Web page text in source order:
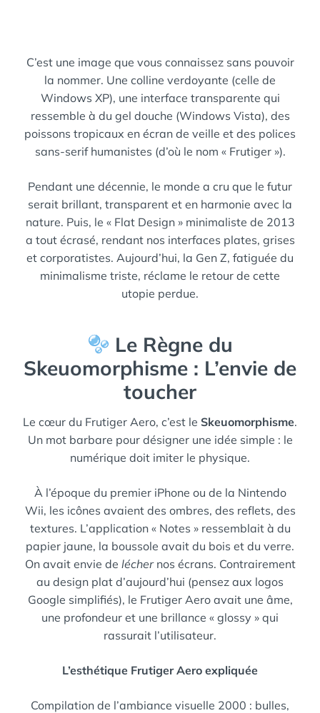
C’est une image que vous connaissez sans pouvoir
la nommer. Une colline verdoyante (celle de
Windows XP), une interface transparente qui
ressemble à du gel douche (Windows Vista), des
poissons tropicaux en écran de veille et des polices
sans-serif humanistes (d’où le nom « Frutiger »).
Pendant une décennie, le monde a cru que le futur
serait brillant, transparent et en harmonie avec la
nature. Puis, le « Flat Design » minimaliste de 2013
a tout écrasé, rendant nos interfaces plates, grises
et corporatistes. Aujourd’hui, la Gen Z, fatiguée du
minimalisme triste, réclame le retour de cette
utopie perdue.
Le Règne du
Skeuomorphisme : L’envie de
toucher
Le cœur du Frutiger Aero, c’est le Skeuomorphisme.
Un mot barbare pour désigner une idée simple : le
numérique doit imiter le physique.
À l’époque du premier iPhone ou de la Nintendo
Wii, les icônes avaient des ombres, des reflets, des
textures. L’application « Notes » ressemblait à du
papier jaune, la boussole avait du bois et du verre.
On avait envie de léchernos écrans. Contrairement
au design plat d’aujourd’hui (pensez aux logos
Google simplifiés), le Frutiger Aero avait une âme,
une profondeur et une brillance « glossy » qui
rassurait l’utilisateur.
L’esthétique Frutiger Aero expliquée
Compilation de l’ambiance visuelle 2000 : bulles,